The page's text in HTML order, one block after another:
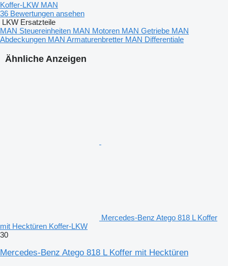
Ähnliche Anzeigen
Mercedes-Benz Atego 818 L Koffer
mit Hecktüren Koffer-LKW
30
Mercedes-Benz Atego 818 L Koffer mit Hecktüren
Koffer-LKW MAN
36 Bewertungen ansehen
LKW Ersatzteile
MAN Steuereinheiten MAN Motoren MAN Getriebe MAN
Abdeckungen MAN Armaturenbretter MAN Differentiale